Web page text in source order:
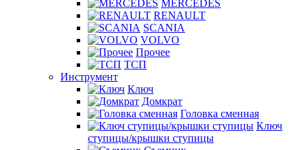
MERCEDES
RENAULT
SCANIA
VOLVO
Прочее
ТСП
Инструмент
Ключ
Домкрат
Головка сменная
Ключ
ступицы/крышки ступицы